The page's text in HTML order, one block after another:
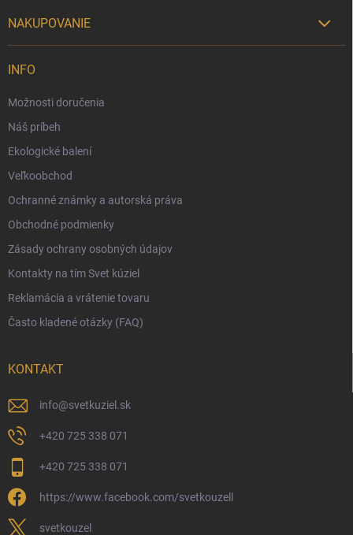
NAKUPOVANIE 
Darčekový radca 🎁
Moja objednávka
Reklamácia a vrátenie tovaru
Vernostný program
Veľkoobchod
Ekologické balenie objednávok
Obchodné podmienky
Zásady ochrany osobných údajov
INFO
Možnosti doručenia
Náš príbeh
Ekologické balení
Veľkoobchod
Ochranné známky a autorská práva
Obchodné podmienky
Zásady ochrany osobných údajov
Kontakty na tím Svet kúziel
Reklamácia a vrátenie tovaru
Často kladené otázky (FAQ)
KONTAKT
info@svetkuziel.sk
+420 725 338 071
+420 725 338 071
https://www.facebook.com/svetkouzell
svetkouzel